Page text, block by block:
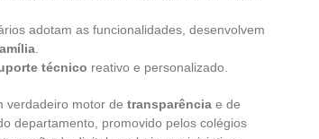
adotam as funcionalidades, desenvolvem
técnico reativo e personalizado.
verdadeiro motor de transparência e de
departamento, promovido pelos colégios